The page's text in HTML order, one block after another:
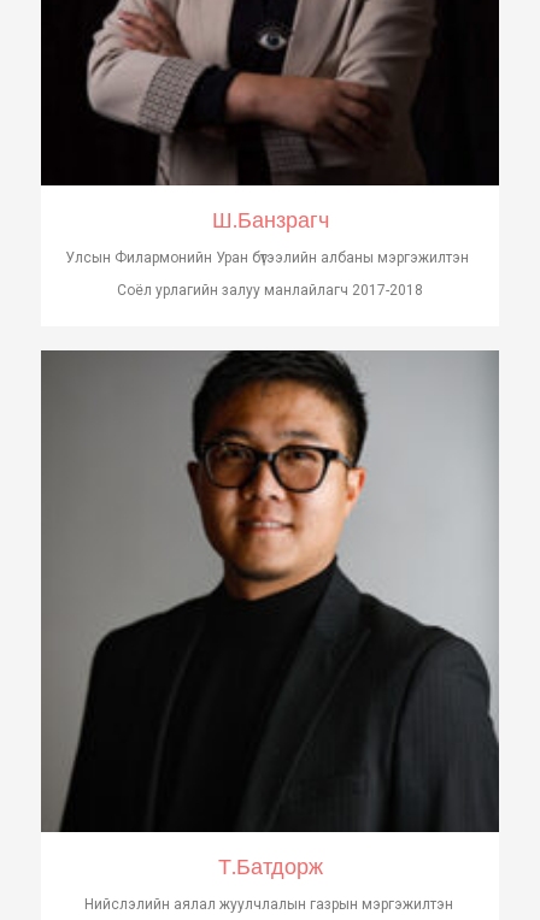
Ш.Банзрагч
Улсын Филармонийн Уран бүтээлийн албаны мэргэжилтэн
Соёл урлагийн залуу манлайлагч 2017-2018
Т.Батдорж
Нийслэлийн аялал жуулчлалын газрын мэргэжилтэн